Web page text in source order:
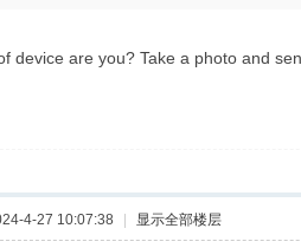
device are you? Take a photo and
4-27 10:07:38 显示全部楼层